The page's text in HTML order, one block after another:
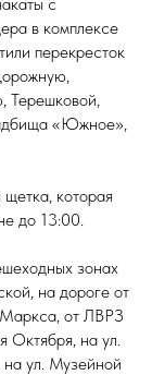
в комплексе
перекресток
Терешковой,
«Южное»,
которая
до 13:00.
зонах
на дороге от
от ЛВРЗ
Октября, на ул.
ул. Музейной